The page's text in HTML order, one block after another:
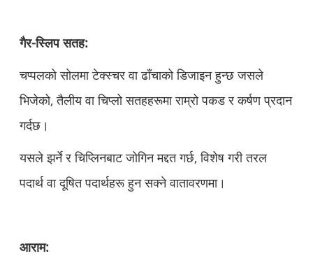
गैर-स्लिप सतह:
चप्पलको सोलमा टेक्स्चर वा ढाँचाको डिजाइन हुन्छ जसले
भिजेको, तैलीय वा चिप्लो सतहहरूमा राम्रो पकड र कर्षण प्रदान
गर्दछ।
यसले झर्ने र चिप्लिनबाट जोगिन मद्दत गर्छ, विशेष गरी तरल
पदार्थ वा दूषित पदार्थहरू हुन सक्ने वातावरणमा।
आराम: